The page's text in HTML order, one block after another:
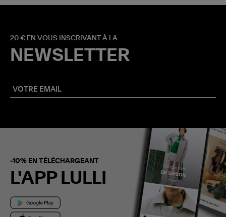
20 € EN VOUS INSCRIVANT À LA
NEWSLETTER
-10% EN TÉLÉCHARGEANT
L'APP LULLI